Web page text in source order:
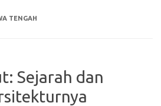
TENGAH
Sejarah dan